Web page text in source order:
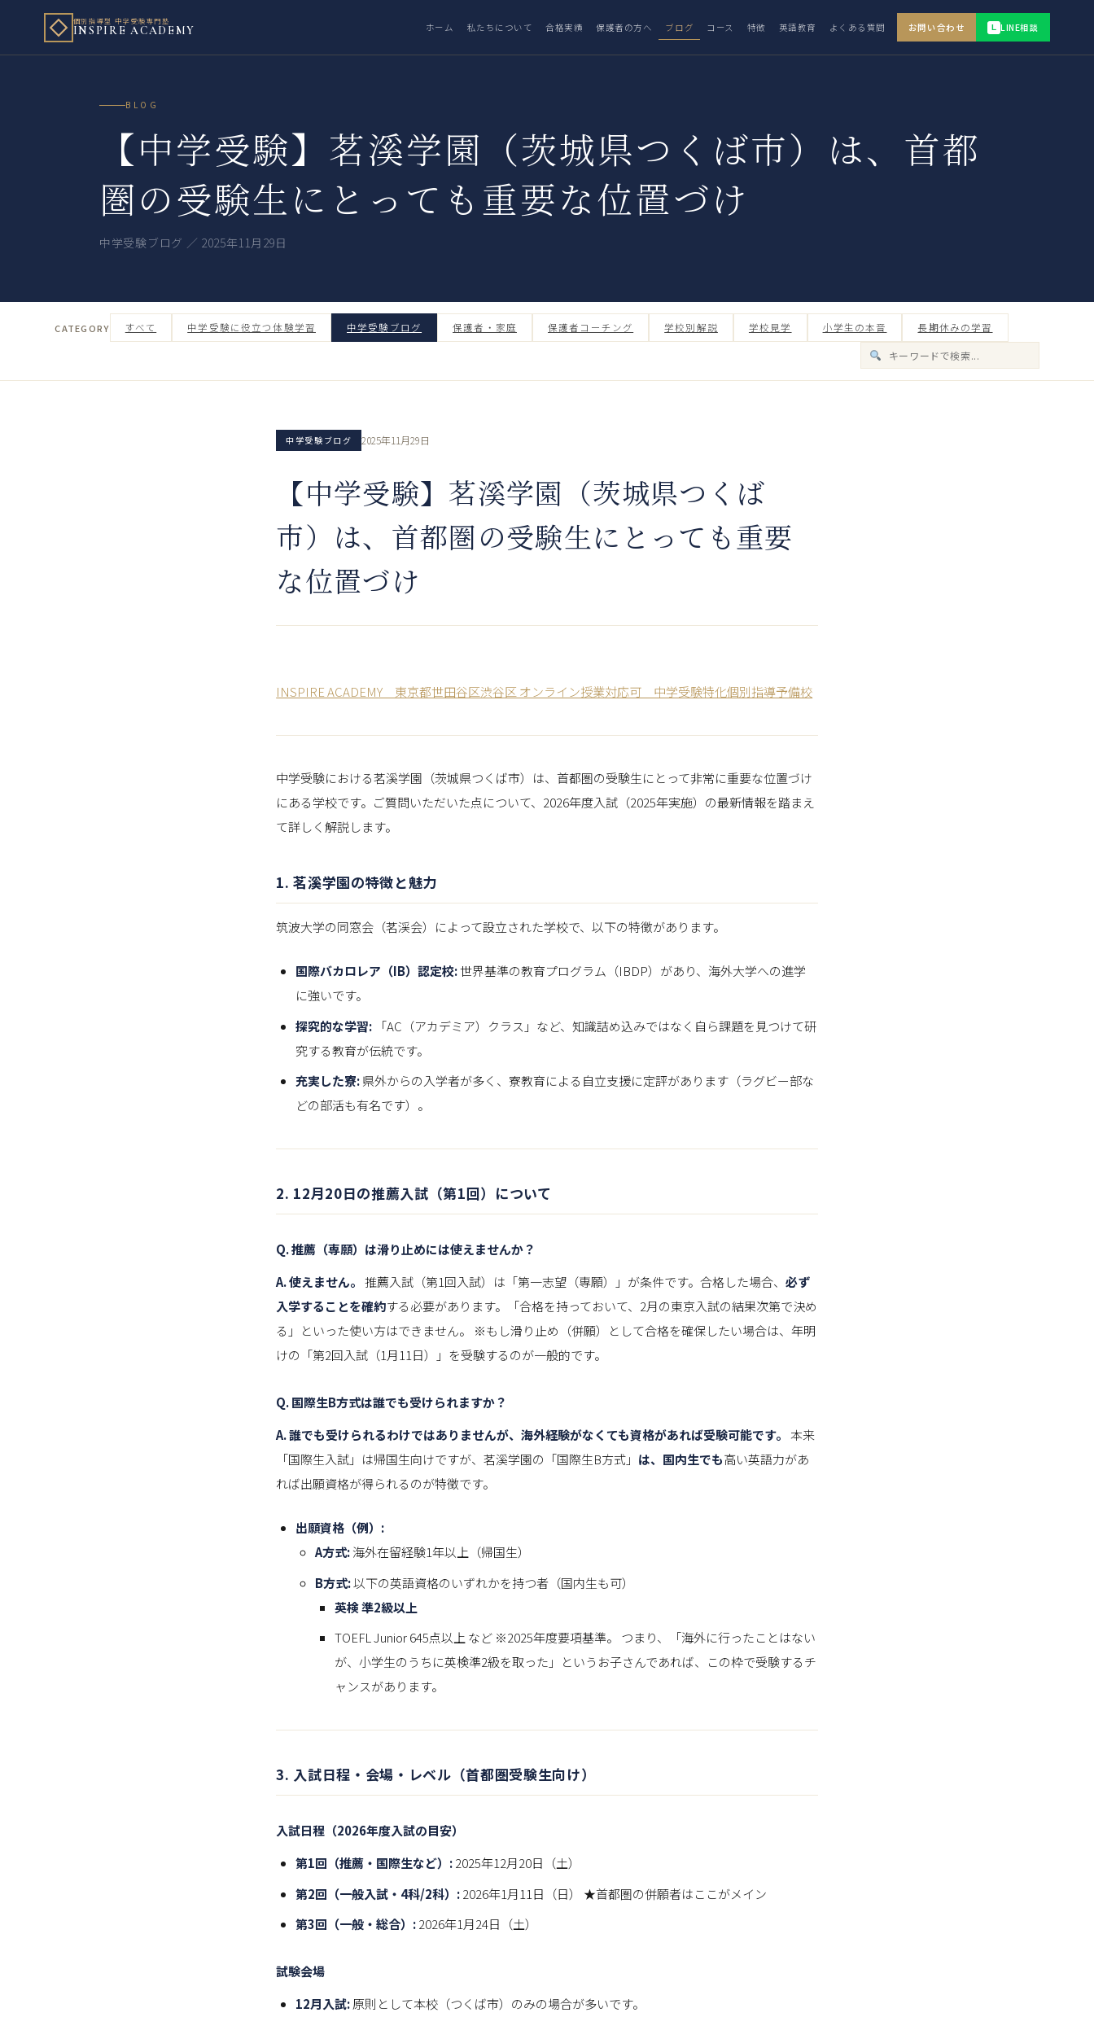
個別指導型 中学受験専門塾
INSPIRE ACADEMY ホーム 私たちについて 合格実績 保護者の方へ ブログ コース 特徴 英語教育 よくある質問 お問い合わせ L LINE相談
BLOG
【中学受験】茗溪学園（茨城県つくば市）は、首都
圏の受験生にとっても重要な位置づけ
中学受験ブログ ／ 2025年11月29日
CATEGORY すべて 中学受験に役立つ体験学習 中学受験ブログ 保護者・家庭 保護者コーチング 学校別解説 学校見学 小学生の本音 長期休みの学習
中学受験ブログ 2025年11月29日
【中学受験】茗溪学園（茨城県つくば
市）は、首都圏の受験生にとっても重要
な位置づけ
INSPIRE ACADEMY 東京都世田谷区渋谷区 オンライン授業対応可 中学受験特化個別指導予備校
中学受験における茗溪学園（茨城県つくば市）は、首都圏の受験生にとって非常に重要な位置づけ
にある学校です。ご質問いただいた点について、2026年度入試（2025年実施）の最新情報を踏まえ
て詳しく解説します。
1. 茗溪学園の特徴と魅力
筑波大学の同窓会（茗渓会）によって設立された学校で、以下の特徴があります。
国際バカロレア（IB）認定校:世界基準の教育プログラム（IBDP）があり、海外大学への進学
に強いです。
探究的な学習: 「AC（アカデミア）クラス」など、知識詰め込みではなく自ら課題を見つけて研
究する教育が伝統です。
充実した寮:県外からの入学者が多く、寮教育による自立支援に定評があります（ラグビー部な
どの部活も有名です）。
2. 12月20日の推薦入試（第1回）について
Q. 推薦（専願）は滑り止めには使えませんか？
A. 使えません。 推薦入試（第1回入試）は「第一志望（専願）」が条件です。合格した場合、必ず
入学することを確約する必要があります。「合格を持っておいて、2月の東京入試の結果次第で決め
る」といった使い方はできません。 ※もし滑り止め（併願）として合格を確保したい場合は、年明
けの「第2回入試（1月11日）」を受験するのが一般的です。
Q. 国際生B方式は誰でも受けられますか？
A. 誰でも受けられるわけではありませんが、海外経験がなくても資格があれば受験可能です。
本来
「国際生入試」は帰国生向けですが、茗溪学園の「国際生B方式」 は、国内生でも高い英語力があ
れば出願資格が得られるのが特徴です。
出願資格（例）:
A方式:海外在留経験1年以上（帰国生）
B方式:以下の英語資格のいずれかを持つ者（国内生も可）
英検 準2級以上
TOEFL Junior 645点以上 など ※2025年度要項基準。 つまり、「海外に行ったことはない
が、小学生のうちに英検準2級を取った」というお子さんであれば、この枠で受験するチ
ャンスがあります。
3. 入試日程・会場・レベル（首都圏受験生向け）
入試日程（2026年度入試の目安）
第1回（推薦・国際生など）:2025年12月20日（土）
第2回（一般入試・4科/2科）:2026年1月11日（日） ★首都圏の併願者はここがメイン
第3回（一般・総合）:2026年1月24日（土）
試験会場
12月入試:原則として本校（つくば市）のみの場合が多いです。